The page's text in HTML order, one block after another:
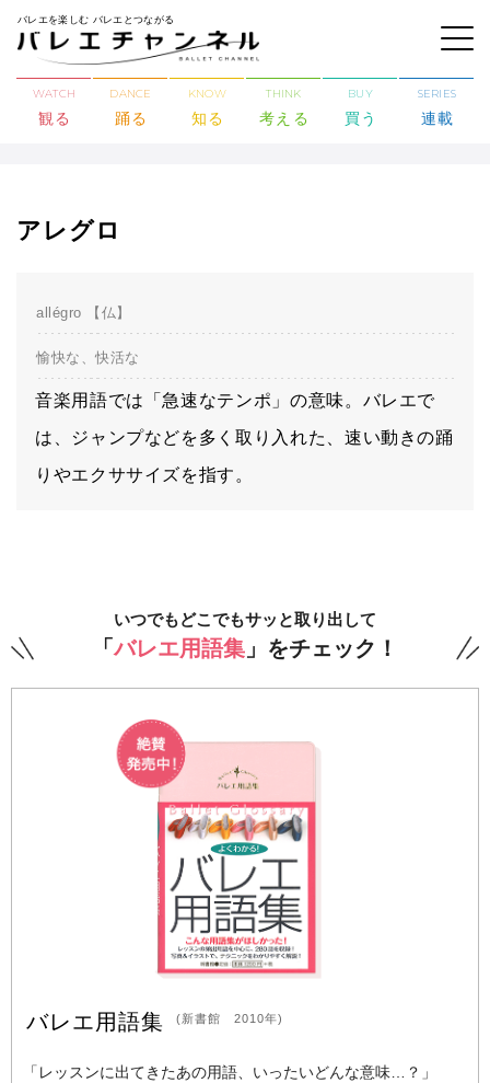
バレエを楽しむ バレエとつながる
WATCH
観る
DANCE
踊る
KNOW
知る
THINK
考える
BUY
買う
SERIES
連載
アレグロ
allégro 【仏】
愉快な、快活な
音楽用語では「急速なテンポ」の意味。バレエで
は、ジャンプなどを多く取り入れた、速い動きの踊
りやエクササイズを指す。
いつでもどこでもサッと取り出して
「バレエ用語集 」をチェック！
バレエ用語集 (新書館 2010年)
「レッスンに出てきたあの用語、いったいどんな意味…？」